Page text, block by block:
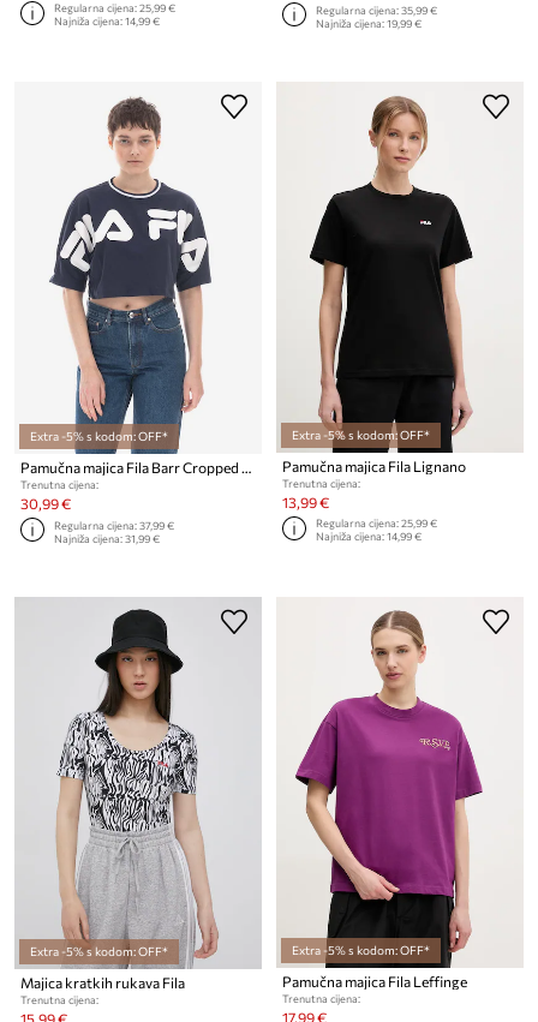
Regularna cijena:25,99 €
Najniža cijena:14,99 €
Regularna cijena:35,99 €
Najniža cijena:19,99 €
Extra -5% s kodom: OFF*
Pamučna majica Fila Barr Cropped Wide Tee
Trenutna cijena:
30,99 €
Regularna cijena:37,99 €
Najniža cijena:31,99 €
Extra -5% s kodom: OFF*
Pamučna majica Fila Lignano
Trenutna cijena:
13,99 €
Regularna cijena:25,99 €
Najniža cijena:14,99 €
Extra -5% s kodom: OFF*
Majica kratkih rukava Fila
Trenutna cijena:
Extra -5% s kodom: OFF*
Pamučna majica Fila Leffinge
Trenutna cijena:
17,99 €